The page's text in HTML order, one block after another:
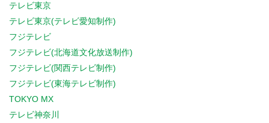
テレビ東京
テレビ東京(テレビ愛知制作)
フジテレビ
フジテレビ(北海道文化放送制作)
フジテレビ(関西テレビ制作)
フジテレビ(東海テレビ制作)
TOKYO MX
テレビ神奈川